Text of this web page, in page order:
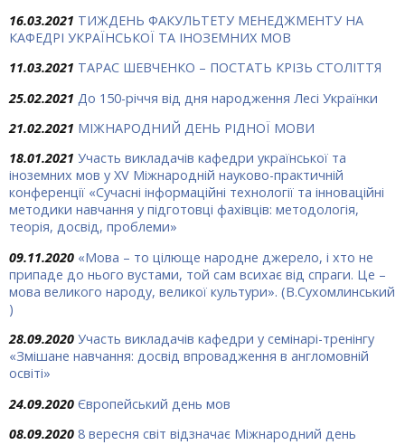
16.03.2021 ТИЖДЕНЬ ФАКУЛЬТЕТУ МЕНЕДЖМЕНТУ НА
КАФЕДРІ УКРАЇНСЬКОЇ ТА ІНОЗЕМНИХ МОВ
11.03.2021 ТАРАС ШЕВЧЕНКО – ПОСТАТЬ КРІЗЬ СТОЛІТТЯ
25.02.2021 До 150-річчя від дня народження Лесі Українки
21.02.2021 МІЖНАРОДНИЙ ДЕНЬ РІДНОЇ МОВИ
18.01.2021 Участь викладачів кафедри української та
іноземних мов у XV Міжнародній науково-практичній
конференції «Сучасні інформаційні технології та інноваційні
методики навчання у підготовці фахівців: методологія,
теорія, досвід, проблеми»
09.11.2020 «Мова – то цілюще народ­не джерело, і хто не
припаде до нього вустами, той сам всихає від спраги. Це –
мова великого народу, великої культури». (В.Сухомлинський
)
28.09.2020 Участь викладачів кафедри у семінарі-тренінгу
«Змішане навчання: досвід впровадження в англомовній
освіті»
24.09.2020 Європейський день мов
08.09.2020 8 вересня світ відзначає Міжнародний день